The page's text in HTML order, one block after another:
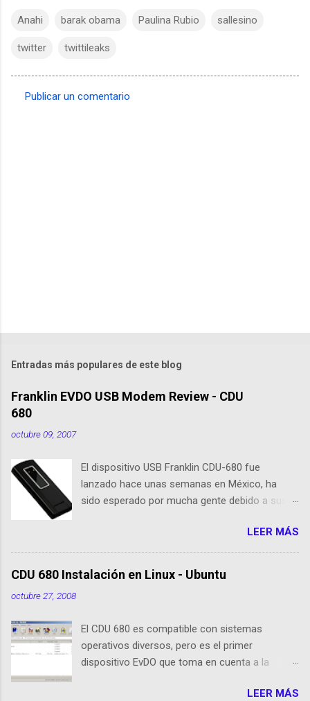
Anahi barak obama Paulina Rubio sallesino
twitter twittileaks
Publicar un comentario
Entradas más populares de este blog
Franklin EVDO USB Modem Review - CDU
680
octubre 09, 2007
El dispositivo USB Franklin CDU-680 fue
lanzado hace unas semanas en México, ha
sido esperado por mucha gente debido a sus
tamaño es 1/3 parte de EvDO Modems como
Kyocera 650 o Audiovox 5740. En esta nueva
edición, Franklin ha agregado nuevas
Flash 64 MB incorporada GPS incorporado
Puerto de conexión para antenas o
amplificadores externos Compatibilidad con
LEER MÁS
CDU 680 Instalación en Linux - Ubuntu
octubre 27, 2008
El CDU 680 es compatible con sistemas
operativos diversos, pero es el primer
dispositivo EvDO que toma en cuenta a la
dispositivo funciona como un medio deLEER MÁS